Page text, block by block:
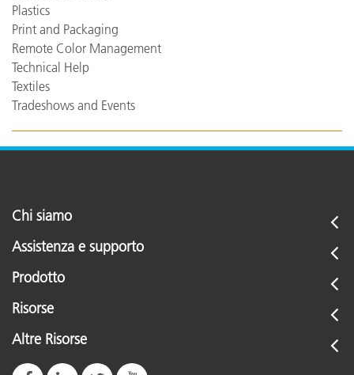
Plastics
Print and Packaging
Remote Color Management
Technical Help
Textiles
Tradeshows and Events
Chi siamo
Assistenza e supporto
Prodotto
Risorse
Altre Risorse